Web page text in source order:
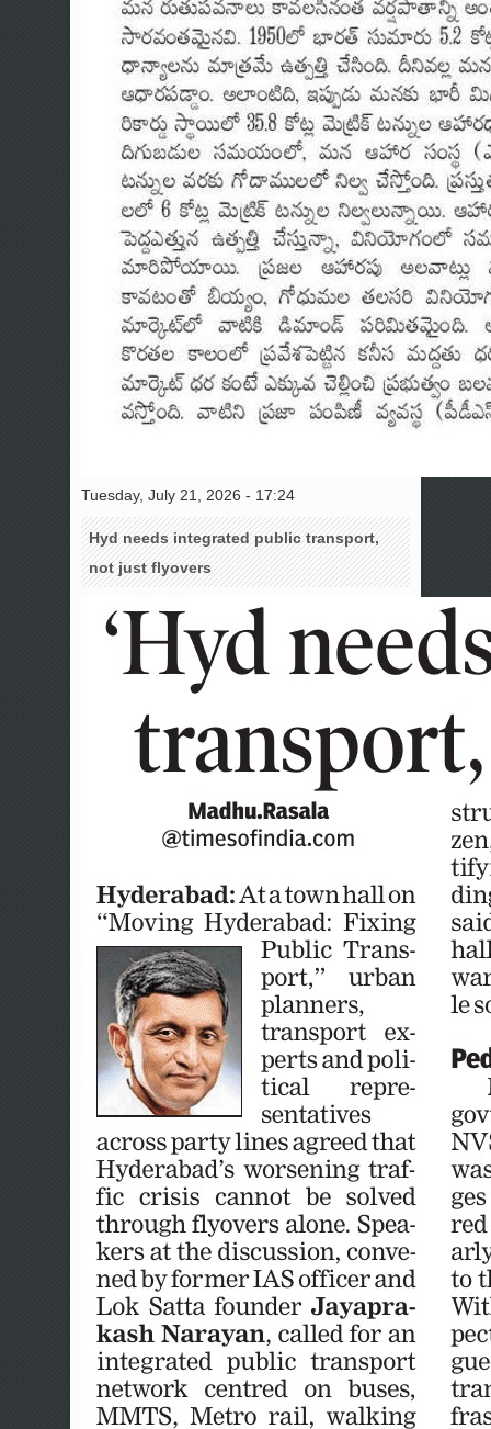
Tuesday, July 21, 2026 - 17:24
Hyd needs integrated public transport,
not just flyovers